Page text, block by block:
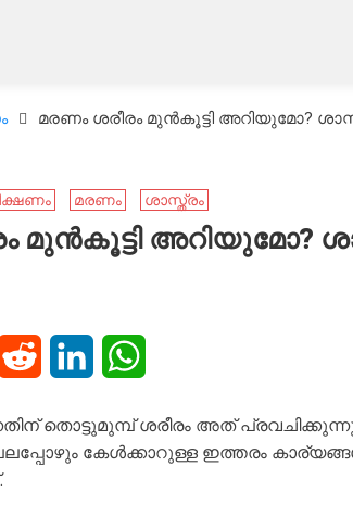
മരണം ശരീരം മുൻകൂട്ടി അറിയുമോ?
മരണം ശാസ്ത്രം
മുൻകൂട്ടി അറിയുമോ?
Email Reddit LinkedIn
തൊട്ടുമുമ്പ് ശരീരം അത്
കേൾക്കാറുള്ള ഇത്തരം